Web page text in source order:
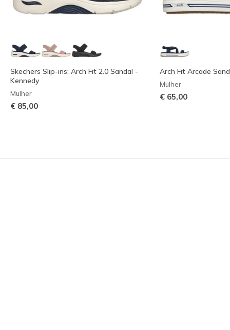
Skechers Slip-ins: Arch Fit 2.0 Sandal -
Kennedy
Mulher
€ 85,00
Arch Fit Arcade
Mulher
€ 65,00